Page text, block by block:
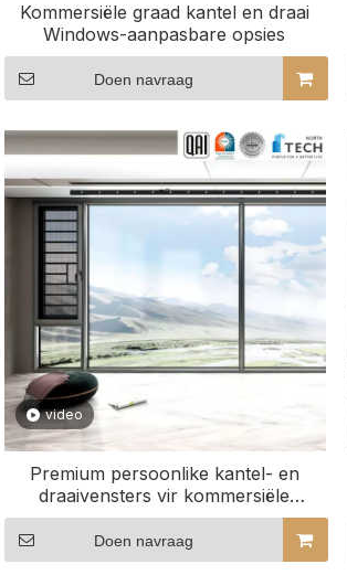
Kommersiële graad kantel en draai
Windows-aanpasbare opsies
Doen navraag
video
Premium persoonlike kantel- en
draaivensters vir kommersiële
projekte
Doen navraag